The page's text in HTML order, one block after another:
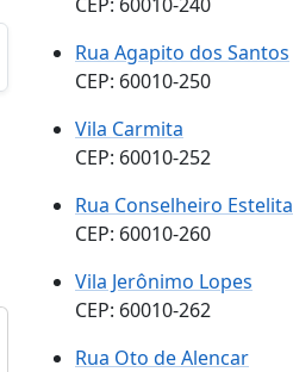
Rua Agapito dos Santos
CEP: 60010-250
Vila Carmita
CEP: 60010-252
Rua Conselheiro Estelita
CEP: 60010-260
Vila Jerônimo Lopes
CEP: 60010-262
Rua Oto de Alencar